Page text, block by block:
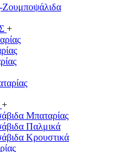
Ζουμποψάλιδα
+
+
Μπαταρίας
Παλμικά
Κρουστικά